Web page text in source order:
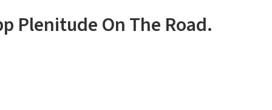
Plenitude On The Road.